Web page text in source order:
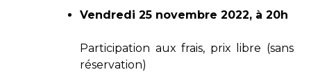
Vendredi 25 novembre 2022, à 20h
Participation aux frais, prix libre (sans
réservation)